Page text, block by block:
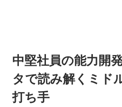
中堅社員の能力開
タで読み解くミド
打ち手